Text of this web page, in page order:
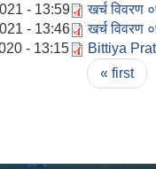
- 13:59 खर्च विवरण
- 13:46 खर्च विवरण
- 13:15 Bittiya
« first